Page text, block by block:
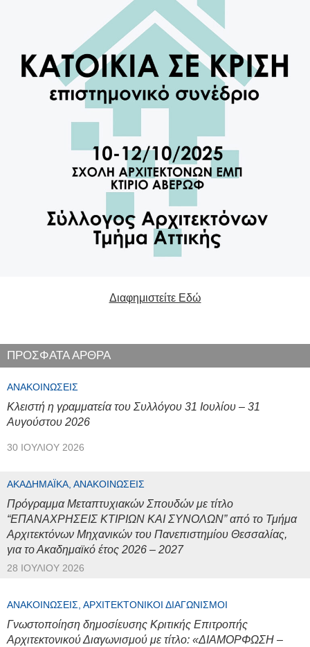
Διαφημιστείτε Εδώ
ΠΡΟΣΦΑΤΑ ΑΡΘΡΑ
ΑΝΑΚΟΙΝΏΣΕΙΣ
Κλειστή η γραμματεία του Συλλόγου 31 Ιουλίου – 31
Αυγούστου 2026
30 ΙΟΥΛΊΟΥ 2026
ΑΚΑΔΗΜΑΪΚΆ, ΑΝΑΚΟΙΝΏΣΕΙΣ
Πρόγραμμα Μεταπτυχιακών Σπουδών με τίτλο
“ΕΠΑΝΑΧΡΗΣΕΙΣ ΚΤΙΡΙΩΝ ΚΑΙ ΣΥΝΟΛΩΝ” από το Τμήμα
Αρχιτεκτόνων Μηχανικών του Πανεπιστημίου Θεσσαλίας,
για το Ακαδημαϊκό έτος 2026 – 2027
28 ΙΟΥΛΊΟΥ 2026
ΑΝΑΚΟΙΝΏΣΕΙΣ, ΑΡΧΙΤΕΚΤΟΝΙΚΟΊ ΔΙΑΓΩΝΙΣΜΟΊ
Γνωστοποίηση δημοσίευσης Κριτικής Επιτροπής
Αρχιτεκτονικού Διαγωνισμού με τίτλο: «ΔΙΑΜΟΡΦΩΣΗ –